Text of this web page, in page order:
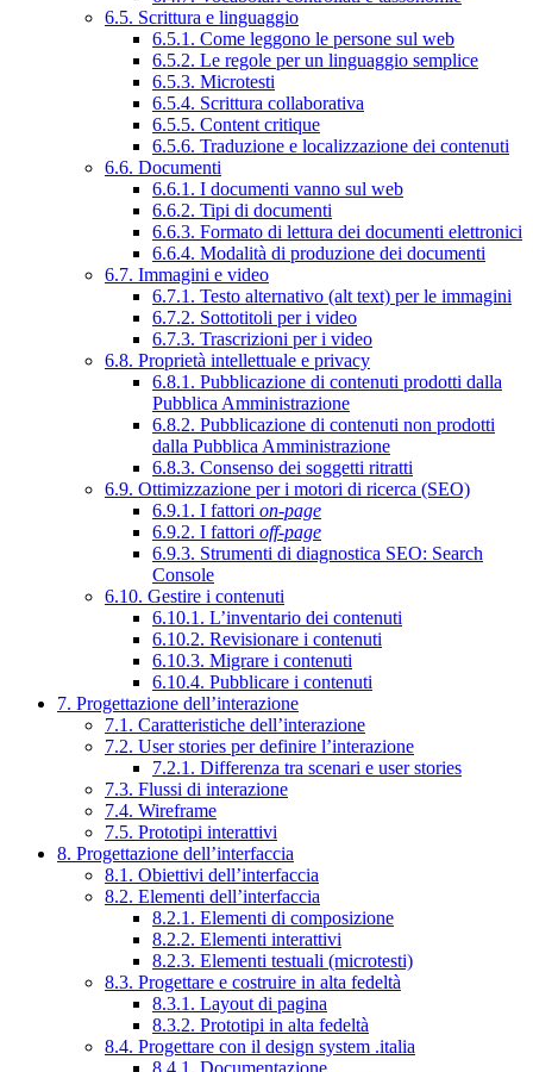
6.5. Scrittura e linguaggio
6.5.1. Come leggono le persone sul web
6.5.2. Le regole per un linguaggio semplice
6.5.3. Microtesti
6.5.4. Scrittura collaborativa
6.5.5. Content critique
6.5.6. Traduzione e localizzazione dei contenuti
6.6. Documenti
6.6.1. I documenti vanno sul web
6.6.2. Tipi di documenti
6.6.3. Formato di lettura dei documenti elettronici
6.6.4. Modalità di produzione dei documenti
6.7. Immagini e video
6.7.1. Testo alternativo (alt text) per le immagini
6.7.2. Sottotitoli per i video
6.7.3. Trascrizioni per i video
6.8. Proprietà intellettuale e privacy
6.8.1. Pubblicazione di contenuti prodotti dalla
Pubblica Amministrazione
6.8.2. Pubblicazione di contenuti non prodotti
dalla Pubblica Amministrazione
6.8.3. Consenso dei soggetti ritratti
6.9. Ottimizzazione per i motori di ricerca (SEO)
6.9.1. I fattori on-page
6.9.2. I fattori off-page
6.9.3. Strumenti di diagnostica SEO: Search
Console
6.10. Gestire i contenuti
6.10.1. L’inventario dei contenuti
6.10.2. Revisionare i contenuti
6.10.3. Migrare i contenuti
6.10.4. Pubblicare i contenuti
7. Progettazione dell’interazione
7.1. Caratteristiche dell’interazione
7.2. User stories per definire l’interazione
7.2.1. Differenza tra scenari e user stories
7.3. Flussi di interazione
7.4. Wireframe
7.5. Prototipi interattivi
8. Progettazione dell’interfaccia
8.1. Obiettivi dell’interfaccia
8.2. Elementi dell’interfaccia
8.2.1. Elementi di composizione
8.2.2. Elementi interattivi
8.2.3. Elementi testuali (microtesti)
8.3. Progettare e costruire in alta fedeltà
8.3.1. Layout di pagina
8.3.2. Prototipi in alta fedeltà
8.4. Progettare con il design system .italia
8.4.1. Documentazione